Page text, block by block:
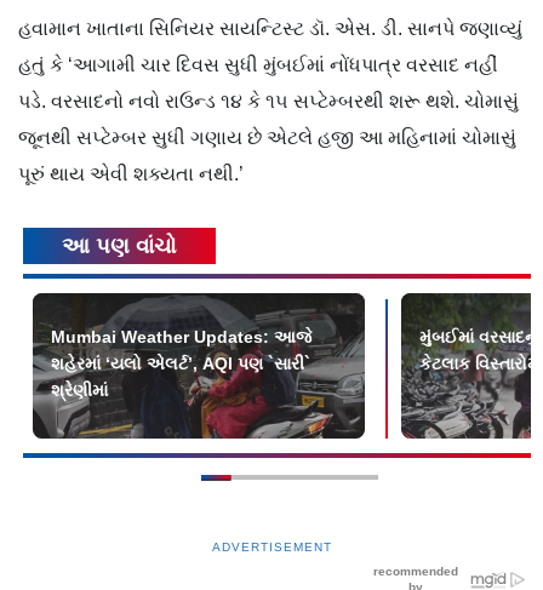
હવામાન ખાતાના સિનિયર સાયન્ટિસ્ટ ડૉ. એસ. ડી. સાનપે જણાવ્યું
હતું કે ‘આગામી ચાર દિવસ સુધી મુંબઈમાં નોંધપાત્ર વરસાદ નહીં
પડે. વરસાદનો નવો રાઉન્ડ ૧૪ કે ૧૫ સપ્ટેમ્બરથી શરૂ થશે. ચોમાસું
જૂનથી સપ્ટેમ્બર સુધી ગણાય છે એટલે હજી આ મહિનામાં ચોમાસું
પૂરું થાય એવી શક્યતા નથી.’
આ પણ વાંચો
Mumbai Weather Updates: આજે
શહેરમાં ‘યલો એલર્ટ’, AQI પણ `સારી`
શ્રેણીમાં
મુંબઈમાં વરસાદનું
કેટલાક
ADVERTISEMENT